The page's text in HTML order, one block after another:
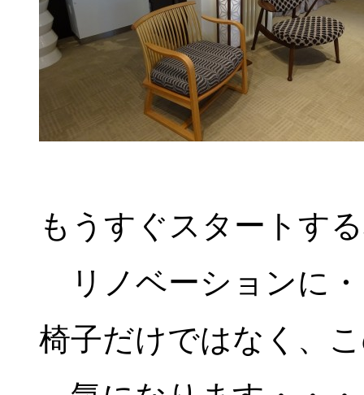
もうすぐスタートす
リノベーションに
椅子だけではなく、